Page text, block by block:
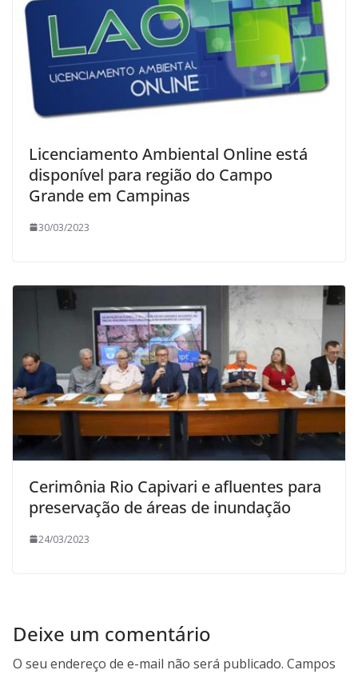
Licenciamento Ambiental Online está
disponível para região do Campo
Grande em Campinas
30/03/2023
Cerimônia Rio Capivari e afluentes para
preservação de áreas de inundação
24/03/2023
Deixe um comentário
O seu endereço de e-mail não será publicado. Campos